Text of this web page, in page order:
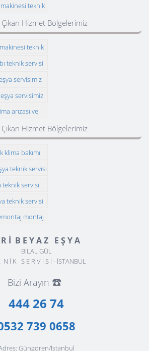
teknik
Hizmet Bölgelerimiz
teknik
teknik servisi
servisimiz
servisimiz
arızası ve
Hizmet Bölgelerimiz
klima bakımı
teknik servisi
teknik servisi
teknik servisi
montaj
İ B E Y A Z E Ş Y A
BİLAL GÜL
N İ K S E R V İ S İ - İSTANBUL
Bizi Arayın ☎️
444 26 74
739 0658
Güngören/İstanbul